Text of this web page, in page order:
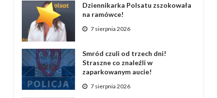
Dziennikarka Polsatu zszokowała
na ramówce!
7 sierpnia 2026
Smród czuli od trzech dni!
Straszne co znaleźli w
zaparkowanym aucie!
7 sierpnia 2026